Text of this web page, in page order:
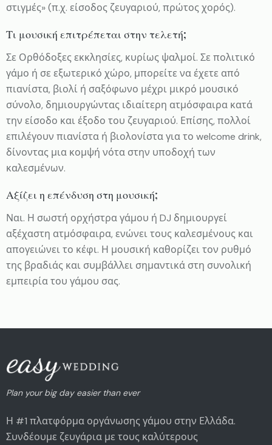
στιγμές» (π.χ. είσοδος ζευγαριού, πρώτος χορός).
Τι μουσική επιτρέπεται στην τελετή;
Σε Ορθόδοξες εκκλησίες, κυρίως ψαλμοί. Σε πολιτικό
γάμο ή σε εξωτερικό χώρο, μπορείτε να έχετε από
πιανίστα, βιολί ή σαξόφωνο μέχρι μικρό μουσικό
σύνολο, δημιουργώντας ιδιαίτερη ατμόσφαιρα κατά
την είσοδο και έξοδο του ζευγαριού. Επίσης, πολλοί
επιλέγουν πιανίστα ή βιολονίστα για το welcome drink,
δίνοντας μια κομψή νότα στην υποδοχή των
καλεσμένων.
Αξίζει η επένδυση στη μουσική;
Ναι. Η σωστή ορχήστρα γάμου ή DJ δημιουργεί
αξέχαστη ατμόσφαιρα, ενώνει τους καλεσμένους και
απογειώνει το κέφι. Η μουσική καθορίζει τον ρυθμό
της βραδιάς και συμβάλλει σημαντικά στη συνολική
εμπειρία του γάμου σας.
Plan your big day easier than ever
Η #1 πλατφόρμα οργάνωσης γάμου στην Ελλάδα.
Συνδέουμε ζευγάρια με τους καλύτερους